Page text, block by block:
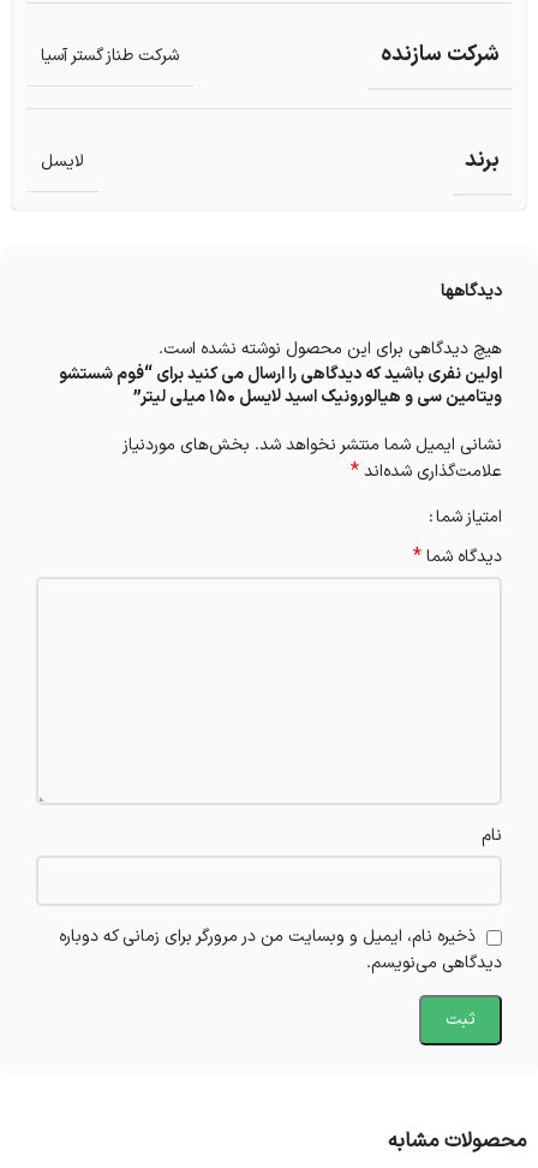
شرکت سازنده شرکت طناز گستر آسیا
برند لایسل
دیدگاهها
هیچ دیدگاهی برای این محصول نوشته نشده است.
اولین نفری باشید که دیدگاهی را ارسال می کنید برای “فوم شستشو
ویتامین سی و هیالورونیک اسید لایسل 150 میلی لیتر”
نشانی ایمیل شما منتشر نخواهد شد. بخش‌های موردنیاز
علامت‌گذاری شده‌اند*
امتیاز شما
دیدگاه شما*
نام
ذخیره نام، ایمیل و وبسایت من در مرورگر برای زمانی که دوباره
دیدگاهی می‌نویسم.
محصولات مشابه